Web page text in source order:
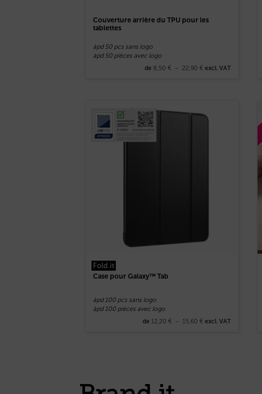
Couverture arrière du TPU pour les
tablettes
àpd 50 pcs sans logo
àpd 50 pièces avec logo
de 8,50 € – 22,90 € excl. VAT
Fold.it
Case pour Galaxy™ Tab
àpd 100 pcs sans logo
àpd 100 pièces avec logo
de 12,20 € – 15,60 € excl. VAT